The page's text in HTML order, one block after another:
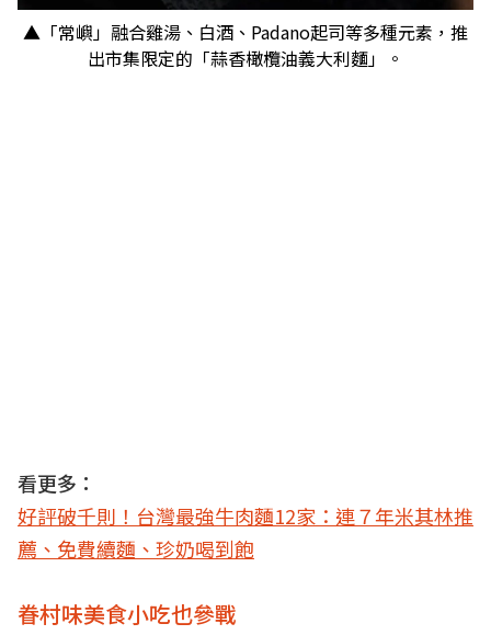
▲「常嶼」融合雞湯、白酒、Padano起司等多種元素，推
出市集限定的「蒜香橄欖油義大利麵」。
看更多：
好評破千則！台灣最強牛肉麵12家：連７年米其林推
薦、免費續麵、珍奶喝到飽
眷村味美食小吃也參戰